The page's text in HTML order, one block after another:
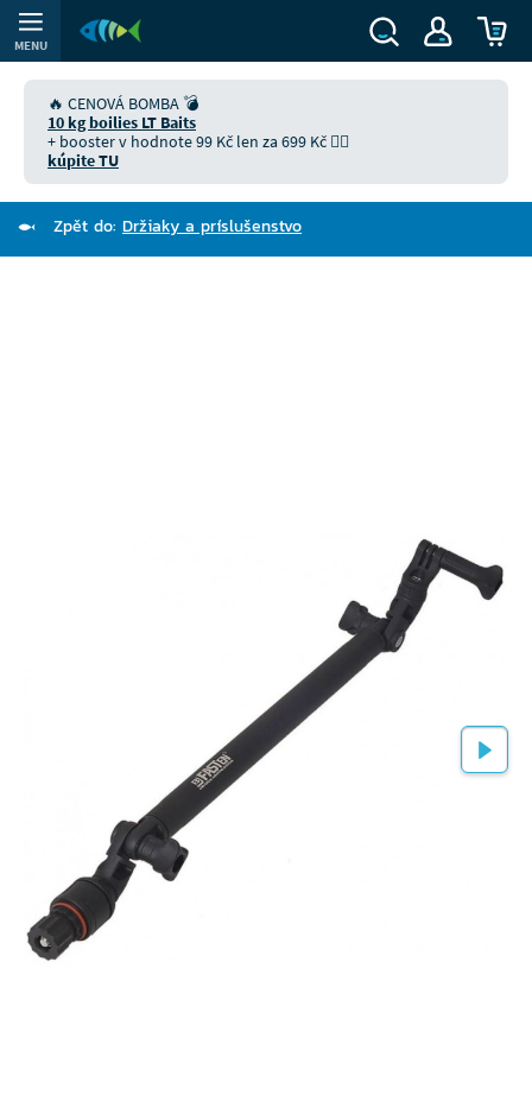
MENU
🔥 CENOVÁ BOMBA 💣
10 kg boilies LT Baits
+ booster v hodnote 99 Kč len za 699 Kč 👉🏻
kúpite TU
Zpět do: Držiaky a príslušenstvo